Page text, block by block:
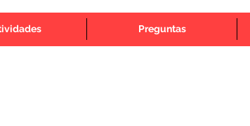
Preguntas